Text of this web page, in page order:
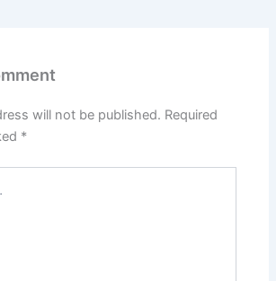
will not be published. Required
*